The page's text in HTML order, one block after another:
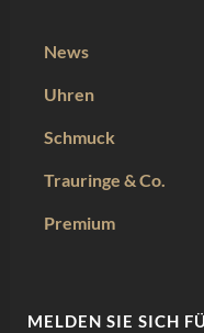
News
Uhren
Schmuck
Trauringe & Co.
Premium
MELDEN SIE SICH